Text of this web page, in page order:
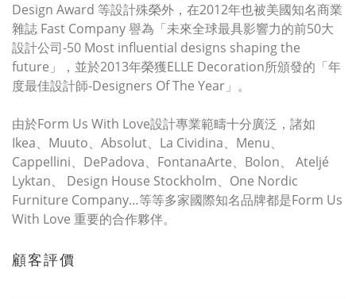
Design Award 等設計殊榮外，在2012年也被美國知名商業
雜誌 Fast Company 譽為「未來全球最具影響力的前50大
設計公司-50 Most influential designs shaping the
future」，並於2013年榮獲ELLE Decoration所頒發的「年
度最佳設計師-Designers Of The Year」。
由於Form Us With Love設計專業範疇十分廣泛，諸如
Ikea、Muuto、Absolut、La Cividina、Menu、
Cappellini、DePadova、FontanaArte、Bolon、 Ateljé
Lyktan、 Design House Stockholm、One Nordic
Furniture Company…等等多家國際知名品牌都是Form Us
With Love 重要的合作夥伴。
顧客評價